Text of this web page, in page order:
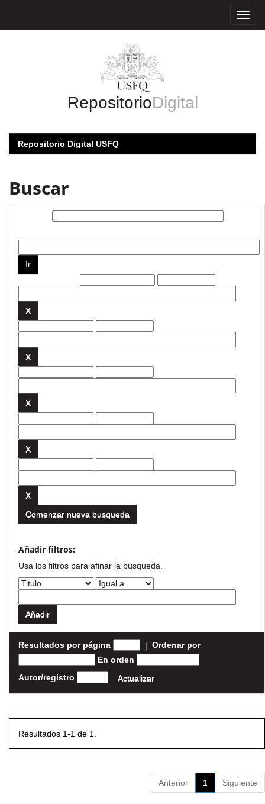
RepositorioDigital
Repositorio Digital USFQ
Buscar
Comenzar nueva busqueda
Añadir filtros:
Usa los filtros para afinar la busqueda.
Resultados por página | Ordenar por
En orden
Autor/registro
Resultados 1-1 de 1.
Anterior 1 Siguiente